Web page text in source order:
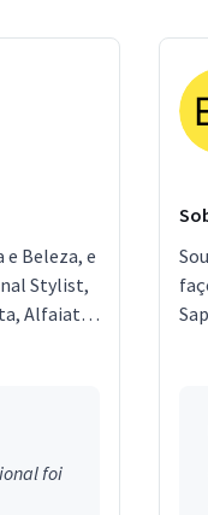
Beleza, e
Stylist,
Alfaiate.
foi